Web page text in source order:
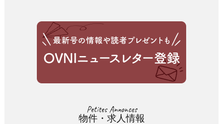
Petites Annonces
物件・求人情報